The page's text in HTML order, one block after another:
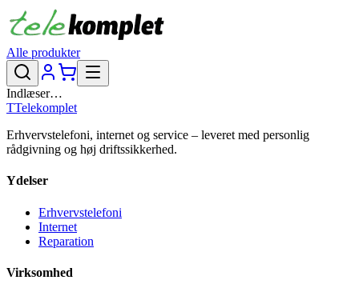
Alle produkter
Indlæser…
TTelekomplet
Erhvervstelefoni, internet og service – leveret med personlig
rådgivning og høj driftssikkerhed.
Ydelser
Erhvervstelefoni
Internet
Reparation
Virksomhed